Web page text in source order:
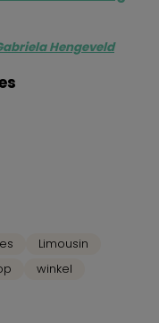
Hengeveld
Limousin
winkel